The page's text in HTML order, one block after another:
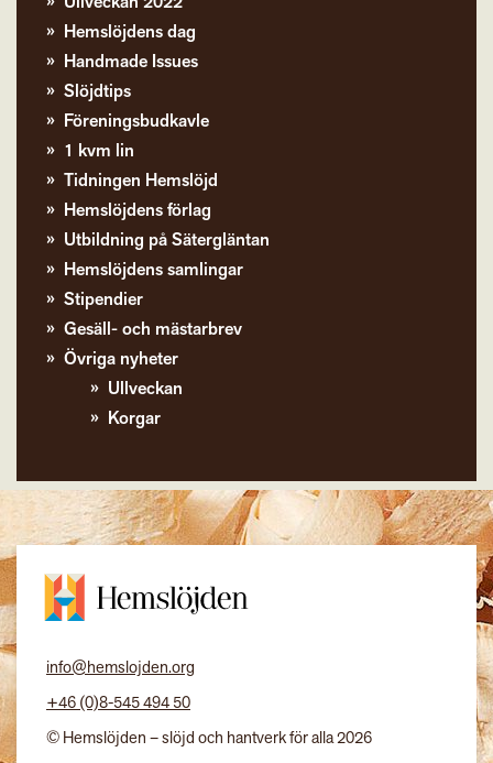
Hemslöjdens dag
Handmade Issues
Slöjdtips
Föreningsbudkavle
1 kvm lin
Tidningen Hemslöjd
Hemslöjdens förlag
Utbildning på Sätergläntan
Hemslöjdens samlingar
Stipendier
Gesäll- och mästarbrev
Övriga nyheter
Ullveckan
Korgar
info@hemslojden.org
+46 (0)8-545 494 50
© Hemslöjden – slöjd och hantverk för alla 2026